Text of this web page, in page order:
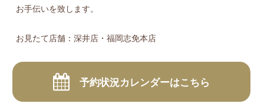
お手伝いを致します。
お見たて店舗：深井店・福岡志免本店
予約状況カレンダーはこちら